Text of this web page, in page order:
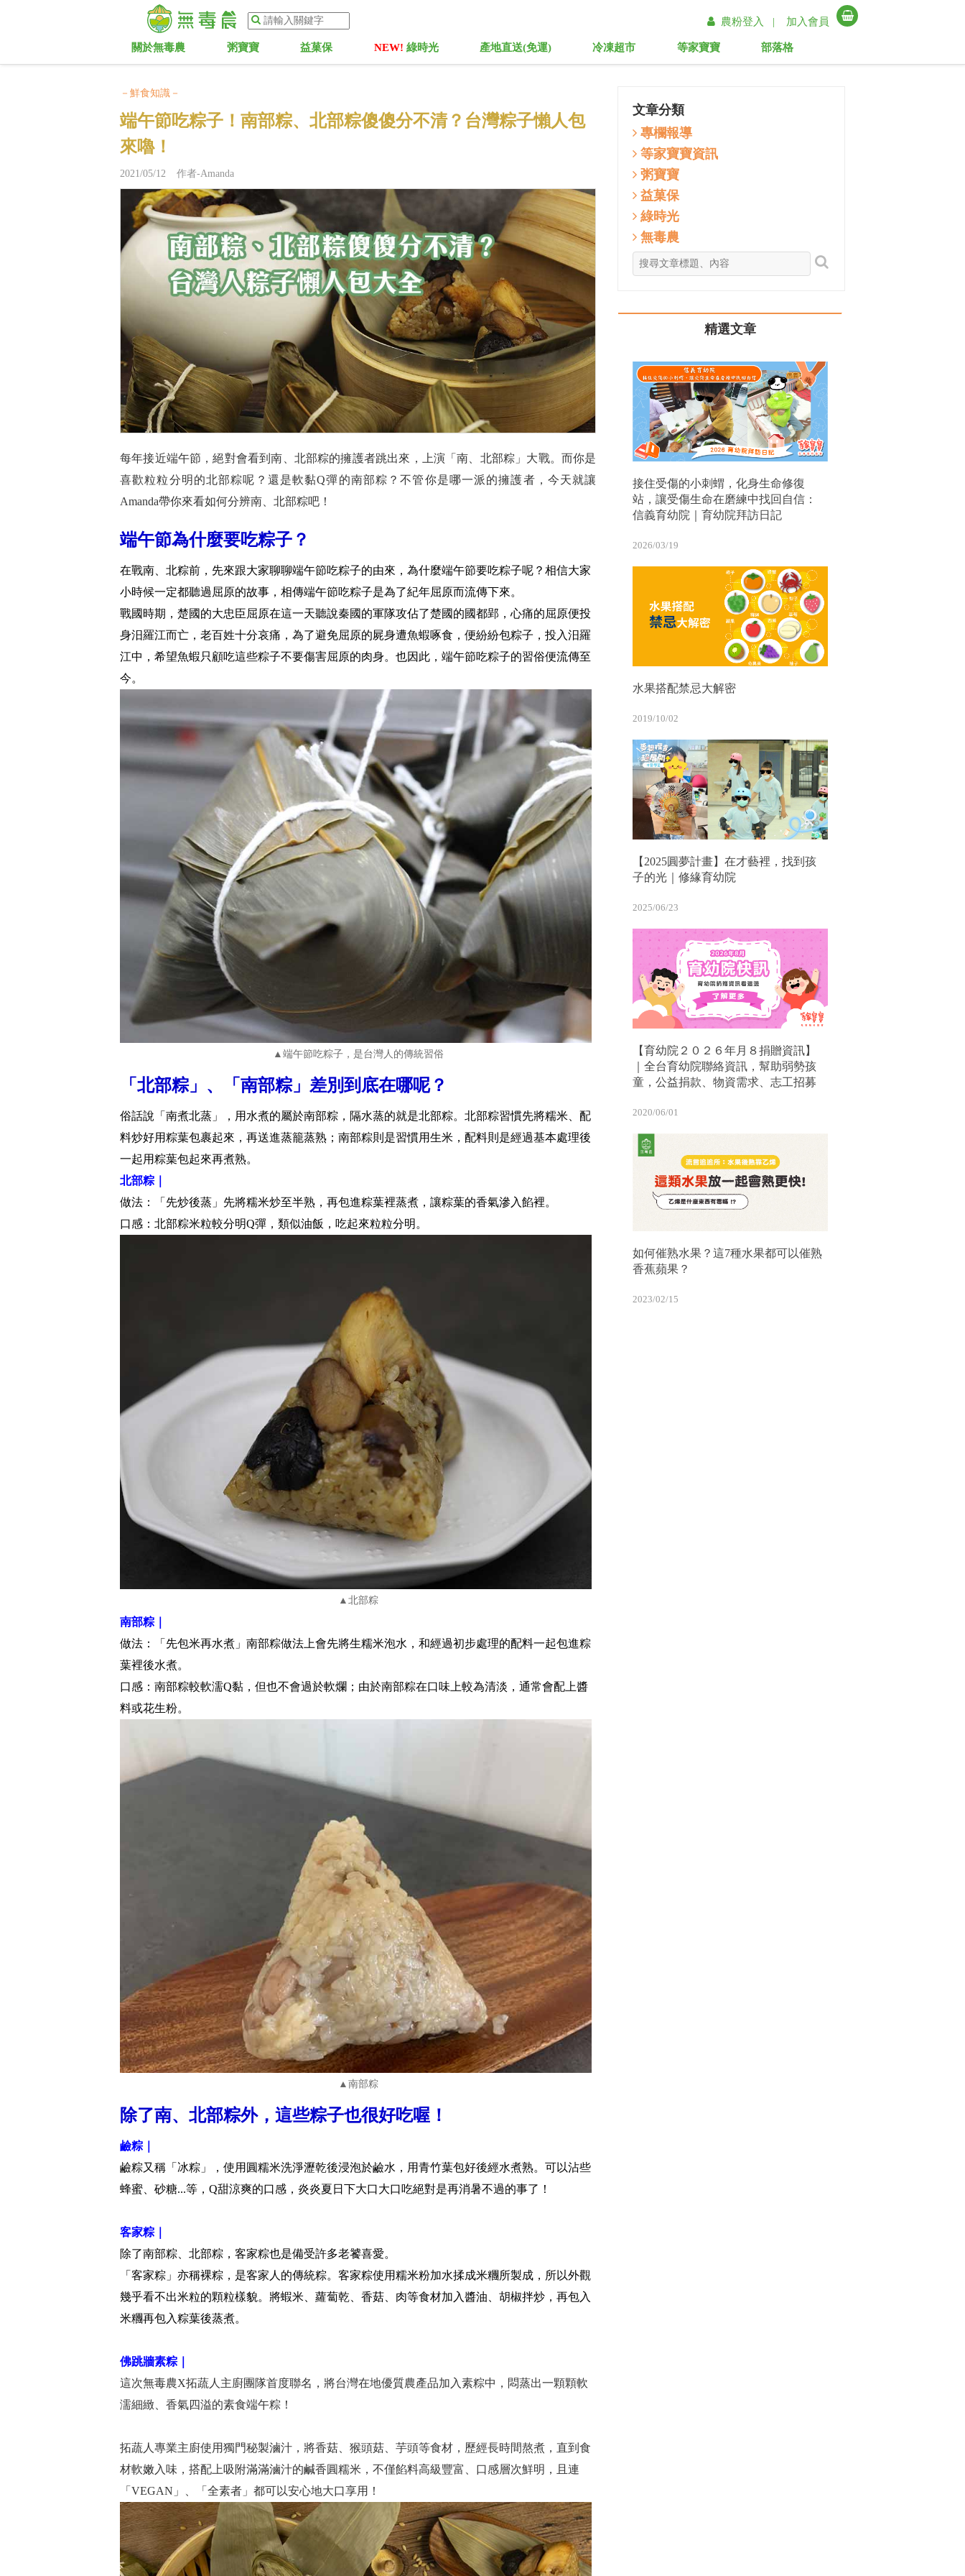
農粉登入 | 加入會員
關於無毒農 粥寶寶 益菓保 NEW! 綠時光 產地直送(免運) 冷凍超市 等家寶寶 部落格
－鮮食知識－
端午節吃粽子！南部粽、北部粽傻傻分不清？台灣粽子懶人包
來嚕！
2021/05/12 作者-Amanda
每年接近端午節，絕對會看到南、北部粽的擁護者跳出來，上演「南、北部粽」大戰。而你是
喜歡粒粒分明的北部粽呢？還是軟黏Q彈的南部粽？不管你是哪一派的擁護者，今天就讓
Amanda帶你來看如何分辨南、北部粽吧！
端午節為什麼要吃粽子？
在戰南、北粽前，先來跟大家聊聊端午節吃粽子的由來，為什麼端午節要吃粽子呢？相信大家
小時候一定都聽過屈原的故事，相傳端午節吃粽子是為了紀年屈原而流傳下來。
戰國時期，楚國的大忠臣屈原在這一天聽說秦國的軍隊攻佔了楚國的國都郢，心痛的屈原便投
身汨羅江而亡，老百姓十分哀痛，為了避免屈原的屍身遭魚蝦啄食，便紛紛包粽子，投入汨羅
江中，希望魚蝦只顧吃這些粽子不要傷害屈原的肉身。也因此，端午節吃粽子的習俗便流傳至
今。
▲端午節吃粽子，是台灣人的傳統習俗
「北部粽」、「南部粽」差別到底在哪呢？
俗話說「南煮北蒸」，用水煮的屬於南部粽，隔水蒸的就是北部粽。北部粽習慣先將糯米、配
料炒好用粽葉包裹起來，再送進蒸籠蒸熟；南部粽則是習慣用生米，配料則是經過基本處理後
一起用粽葉包起來再煮熟。
北部粽｜
做法：「先炒後蒸」先將糯米炒至半熟，再包進粽葉裡蒸煮，讓粽葉的香氣滲入餡裡。
口感：北部粽米粒較分明Q彈，類似油飯，吃起來粒粒分明。
▲北部粽
南部粽｜
做法：「先包米再水煮」南部粽做法上會先將生糯米泡水，和經過初步處理的配料一起包進粽
葉裡後水煮。
口感：南部粽較軟濡Q黏，但也不會過於軟爛；由於南部粽在口味上較為清淡，通常會配上醬
料或花生粉。
▲南部粽
除了南、北部粽外，這些粽子也很好吃喔！
鹼粽｜
鹼粽又稱「冰粽」，使用圓糯米洗淨瀝乾後浸泡於鹼水，用青竹葉包好後經水煮熟。可以沾些
蜂蜜、砂糖...等，Q甜涼爽的口感，炎炎夏日下大口大口吃絕對是再消暑不過的事了！
客家粽｜
除了南部粽、北部粽，客家粽也是備受許多老饕喜愛。
「客家粽」亦稱裸粽，是客家人的傳統粽。客家粽使用糯米粉加水揉成米糰所製成，所以外觀
幾乎看不出米粒的顆粒樣貌。將蝦米、蘿蔔乾、香菇、肉等食材加入醬油、胡椒拌炒，再包入
米糰再包入粽葉後蒸煮。
佛跳牆素粽｜
這次無毒農X拓蔬人主廚團隊首度聯名，將台灣在地優質農產品加入素粽中，悶蒸出一顆顆軟
濡細緻、香氣四溢的素食端午粽！
拓蔬人專業主廚使用獨門秘製滷汁，將香菇、猴頭菇、芋頭等食材，歷經長時間熬煮，直到食
材軟嫩入味，搭配上吸附滿滿滷汁的鹹香圓糯米，不僅餡料高級豐富、口感層次鮮明，且連
「VEGAN」、「全素者」都可以安心地大口享用！
文章分類
專欄報導
等家寶寶資訊
粥寶寶
益菓保
綠時光
無毒農
精選文章
接住受傷的小刺蝟，化身生命修復
站，讓受傷生命在磨練中找回自信：
信義育幼院｜育幼院拜訪日記
2026/03/19
水果搭配禁忌大解密
2019/10/02
【2025圓夢計畫】在才藝裡，找到孩
子的光｜修緣育幼院
2025/06/23
【育幼院２０２６年月８捐贈資訊】
｜全台育幼院聯絡資訊，幫助弱勢孩
童，公益捐款、物資需求、志工招募
2020/06/01
如何催熟水果？這7種水果都可以催熟
香蕉蘋果？
2023/02/15